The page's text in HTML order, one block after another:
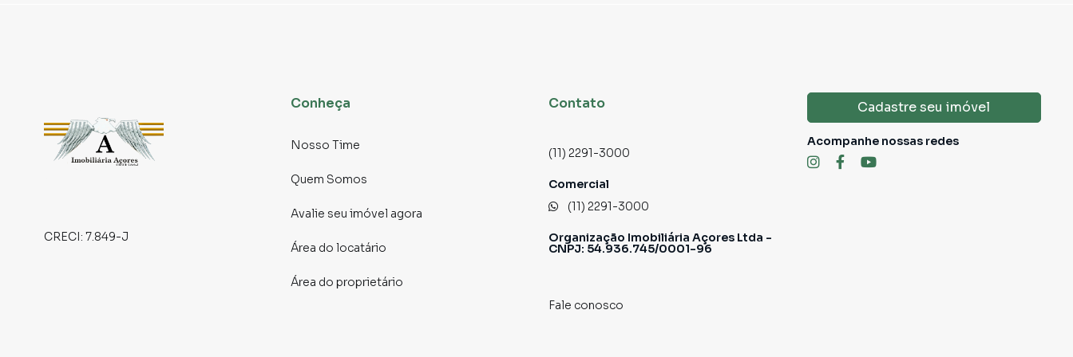
CRECI: 7.849-J
Conheça
Nosso Time
Quem Somos
Avalie seu imóvel agora
Área do locatário
Área do proprietário
Contato
(11) 2291-3000
Comercial
(11) 2291-3000
Organização Imobiliária Açores Ltda -
CNPJ: 54.936.745/0001-96
Fale conosco
Cadastre seu imóvel
Acompanhe nossas redes